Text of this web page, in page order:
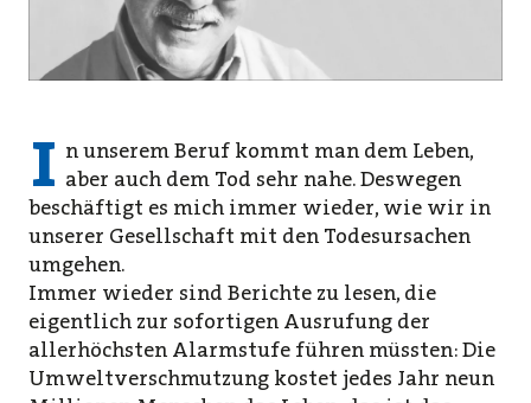
I n unserem Beruf kommt man dem Leben,
aber auch dem Tod sehr nahe. Deswegen
beschäftigt es mich immer wieder, wie wir in
unserer Gesellschaft mit den Todesursachen
umgehen.
Immer wieder sind Berichte zu lesen, die
eigentlich zur sofortigen Ausrufung der
allerhöchsten Alarmstufe führen müssten: Die
Umweltverschmutzung kostet jedes Jahr neun